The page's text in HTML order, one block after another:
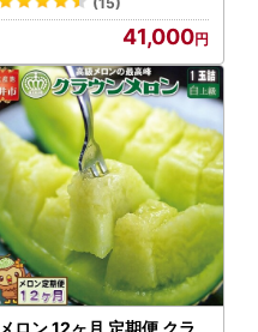
41,000